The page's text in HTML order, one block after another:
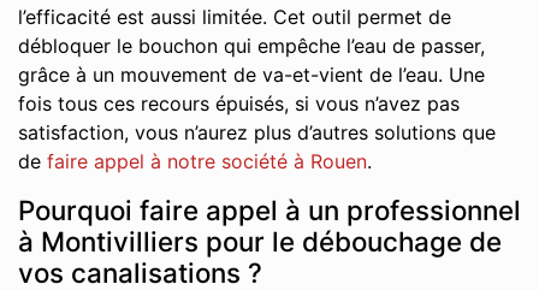
l’efficacité est aussi limitée. Cet outil permet de
débloquer le bouchon qui empêche l’eau de passer,
grâce à un mouvement de va-et-vient de l’eau. Une
fois tous ces recours épuisés, si vous n’avez pas
satisfaction, vous n’aurez plus d’autres solutions que
de faire appel à notre société à Rouen.
Pourquoi faire appel à un professionnel
à Montivilliers pour le débouchage de
vos canalisations ?